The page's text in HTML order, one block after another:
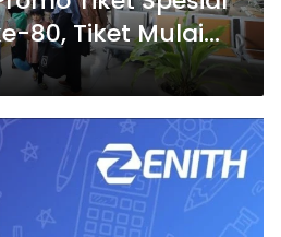
80, Tiket Mulai